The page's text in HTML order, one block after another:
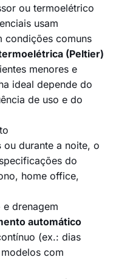
ou termoelétrico
usam
condições comuns
(Peltier)
menores e
ideal depende do
de uso e do
ou durante a noite, o
do
home office,
drenagem
automático
(ex.: dias
com